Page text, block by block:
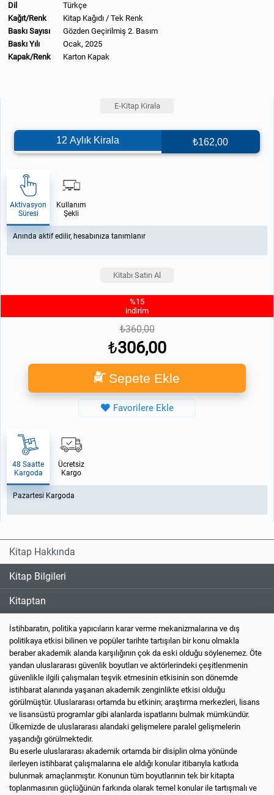
Dil
Türkçe
Kağıt/Renk
Kitap Kağıdı / Tek Renk
Baskı Sayısı
Gözden Geçirilmiş 2. Basım
Baskı Yılı
Ocak, 2025
Kapak/Renk
Karton Kapak
E-Kitap Kirala
12 Aylık Kirala ₺162,00
Aktivasyon
Süresi
Kullanım
Şekli
Anında aktif edilir, hesabınıza tanımlanır
Kitabı Satın Al
%15
indirim
360,00
306,00
Sepete Ekle
Favorilere Ekle
48 Saatte
Kargoda
Ücretsiz
Kargo
Pazartesi Kargoda
Kitap Hakkında
Kitap Bilgileri
Kitaptan
İstihbaratın, politika yapıcıların karar verme mekanizmalarına ve dış
politikaya etkisi bilinen ve popüler tarihte tartışılan bir konu olmakla
beraber akademik alanda karşılığının çok da eski olduğu söylenemez. Öte
yandan uluslararası güvenlik boyutları ve aktörlerindeki çeşitlenmenin
güvenlikle ilgili çalışmaları teşvik etmesinin etkisinin son dönemde
istihbarat alanında yaşanan akademik zenginlikte etkisi olduğu
görülmüştür. Uluslararası ortamda bu etkinin; araştırma merkezleri, lisans
ve lisansüstü programlar gibi alanlarda ispatlarını bulmak mümkündür.
Ülkemizde de uluslararası alandaki gelişmelere paralel gelişmelerin
yaşandığı görülmektedir.
Bu eserle uluslararası akademik ortamda bir disiplin olma yönünde
ilerleyen istihbarat çalışmalarına ele aldığı konular itibarıyla katkıda
bulunmak amaçlanmıştır. Konunun tüm boyutlarının tek bir kitapta
toplanmasının güçlüğünün farkında olarak temel konular ile tartışmalı ve